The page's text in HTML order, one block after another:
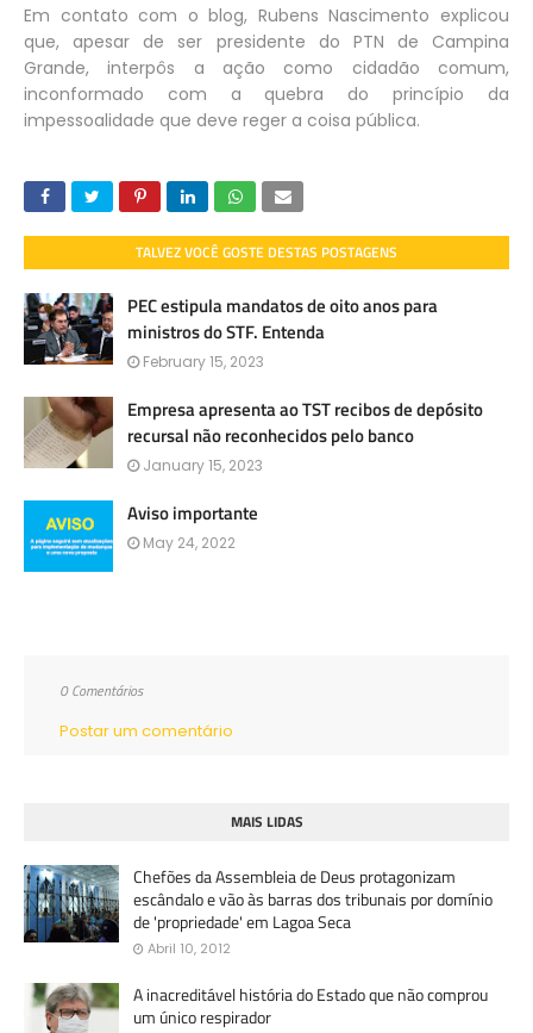
Em contato com o blog, Rubens Nascimento explicou
que, apesar de ser presidente do PTN de Campina
Grande, interpôs a ação como cidadão comum,
inconformado com a quebra do princípio da
impessoalidade que deve reger a coisa pública.
TALVEZ VOCÊ GOSTE DESTAS POSTAGENS
PEC estipula mandatos de oito anos para
ministros do STF. Entenda
February 15, 2023
Empresa apresenta ao TST recibos de depósito
recursal não reconhecidos pelo banco
January 15, 2023
Aviso importante
May 24, 2022
0 Comentários
Postar um comentário
MAIS LIDAS
Chefões da Assembleia de Deus protagonizam
escândalo e vão às barras dos tribunais por domínio
de 'propriedade' em Lagoa Seca
Abril 10, 2012
A inacreditável história do Estado que não comprou
um único respirador